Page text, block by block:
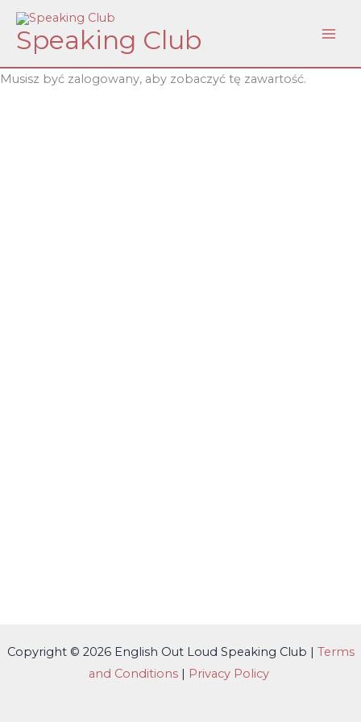
Skip
content
Speaking Club
Musisz być zalogowany, aby zobaczyć tę zawartość.
Copyright © 2026 English Out Loud Speaking Club | Terms
and Conditions | Privacy Policy